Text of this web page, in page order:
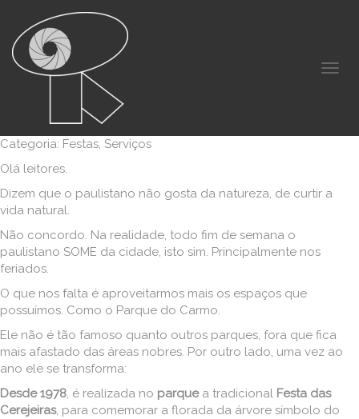
Categoria: Festas, Serviços
Olá leitores.
Dizem que o paulistano não gosta da natureza, de curtir a
vida natural.
Não concordo. Na realidade, todo fim de semana o
paulistano SOME da cidade, isto sim. Principalmente nos
feriados.
O que nos falta é aproveitarmos mais os espaços que
possuímos. Como o Parque do Carmo.
Ele não é tão famoso quanto outros parques, fora que fica
mais afastado das áreas nobres. Por outro lado, uma vez ao
ano ele se transforma:
Desde 1978, é realizada no parquea tradicional Festa das
Cerejeiras, para comemorar a florada da árvore símbolo do